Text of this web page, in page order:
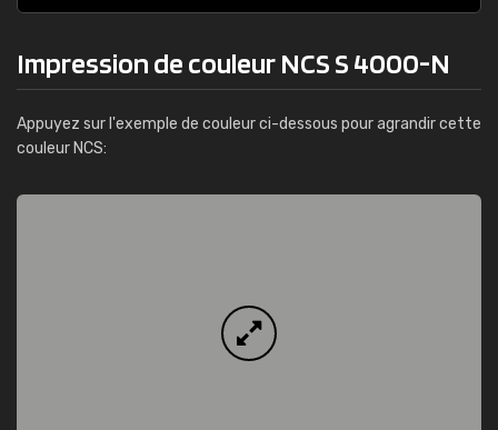
Impression de couleur NCS S 4000-N
Appuyez sur l'exemple de couleur ci-dessous pour agrandir cette
couleur NCS: